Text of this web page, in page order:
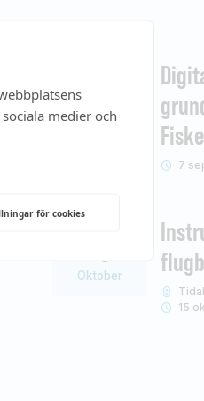
medier och
för cookies
September
7
Oktober
15